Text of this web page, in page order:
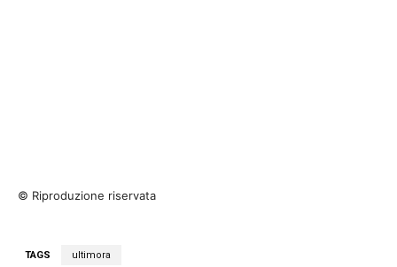
© Riproduzione riservata
TAGS ultimora